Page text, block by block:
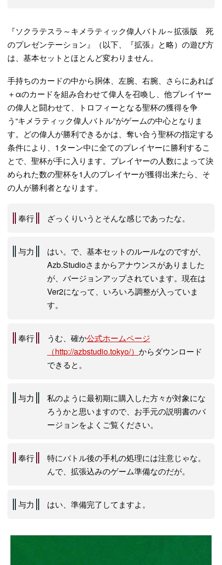
『ソクラテスラ～キメラティック偉人バトル～拡張版 死
のプレゼンテーション』（以下、『拡張』と略）の遊び方
は、基本セットとほとんど変わりません。
手持ちのカードの中から胴体、左腕、右腕、さらにあれば
＋αのカードを組み合わせて偉人を召喚し、他プレイヤー
の偉人と闘わせて、トロフィーとなる聖杯の獲得を争
う“キメラティック偉人バトル”がゲームの中心となりま
す。どの偉人が勝利できるかは、奪い合う聖杯の指定する
条件により、1ターン中に全てのプレイヤーに勝利するこ
とで、聖杯が手に入ります。プレイヤーの人数によって決
められた数の聖杯を1人のプレイヤーが獲得出来たら、そ
の人が勝利者となります。
奉行 ざっくりいうとそんな感じであったな。
与力
はい。で、基本セットのルールなのですが、
Azb.Studioさまからアナウンスがありました
が、バージョンアップされています。現在は
Ver2になって、いろいろ調整が入っていま
す。
奉行 うむ、確か公式ホームページ
（http://azbstudio.tokyo/） からダウンロード
できると。
与力
私のように最初期に購入した方々が対象にな
ろうかと思いますので、お手元の説明書のバ
ージョンをよくご覧ください。
奉行
特にバトル後の手札の処理には注意じゃな。
んで、拡張込みのゲーム準備なのだが。
与力 はい、準備完了してますよ。